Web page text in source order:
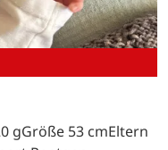
gGröße 53 cmEltern